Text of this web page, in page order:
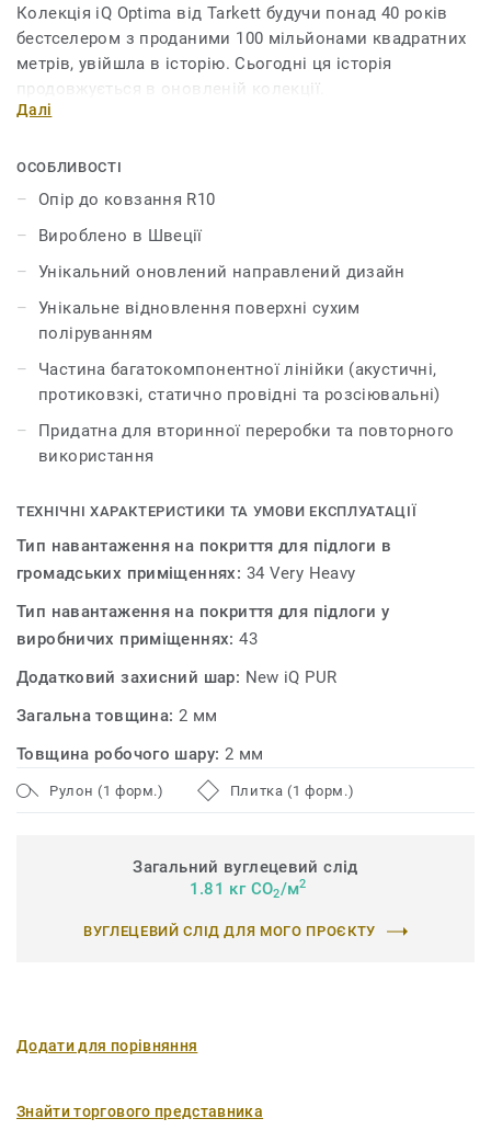
Колекція iQ Optima від Tarkett будучи понад 40 років
бестселером з проданими 100 мільйонами квадратних
метрів, увійшла в історію. Сьогодні ця історія
продовжується в оновленій колекції.
кольорів, колекція натхненна м'якими переливами та
iQ Optima має оновлений ефект направленого руху з
напівпрозорою крихтою, ексклюзивною для Tarkett,
яка тепер доступна в 3 дизайнах та 55 кольорах.
iQ Optima відома своєю унікальною технологією
відновлення поверхні iQ dry-buffing, яка збільшує
термін експлуатації та забезпечує неперевершену
зносостійкість.
Спеціально розроблена для використання в поєднанні
з нашими колекціями iQ Granit та iQ Eminent, iQ Optima
може поєднуватися з нашими колекціями iQ, які
характеристики.
Вироблена у Швеції, ця лінійка всесвітньо визнана за
стійкі характеристики, виготовлена з екологічно
(обрізки та відходи після використання) за допомогою
нашої програми ReStart®.
Далі
ОСОБЛИВОСТІ
Опір до ковзання R10
Вироблено в Швеції
Унікальний оновлений направлений дизайн
Унікальне відновлення поверхні сухим
поліруванням
Частина багатокомпонентної лінійки (акустичні,
протиковзкі, статично провідні та розсіювальні)
Придатна для вторинної переробки та повторного
використання
ТЕХНІЧНІ ХАРАКТЕРИСТИКИ ТА УМОВИ ЕКСПЛУАТАЦІЇ
Тип навантаження на покриття для підлоги в
громадських приміщеннях: 34 Very Heavy
Тип навантаження на покриття для підлоги у
виробничих приміщеннях:43
Додатковий захисний шар: New iQ PUR
Загальна товщина: 2 мм
Товщина робочого шару: 2 мм
Рулон (1 форм.) Плитка (1 форм.)
Загальний вуглецевий слід
1.81 кг CO2/м2
ВУГЛЕЦЕВИЙ СЛІД ДЛЯ МОГО ПРОЄКТУ
Додати для порівняння
Знайти торгового представника